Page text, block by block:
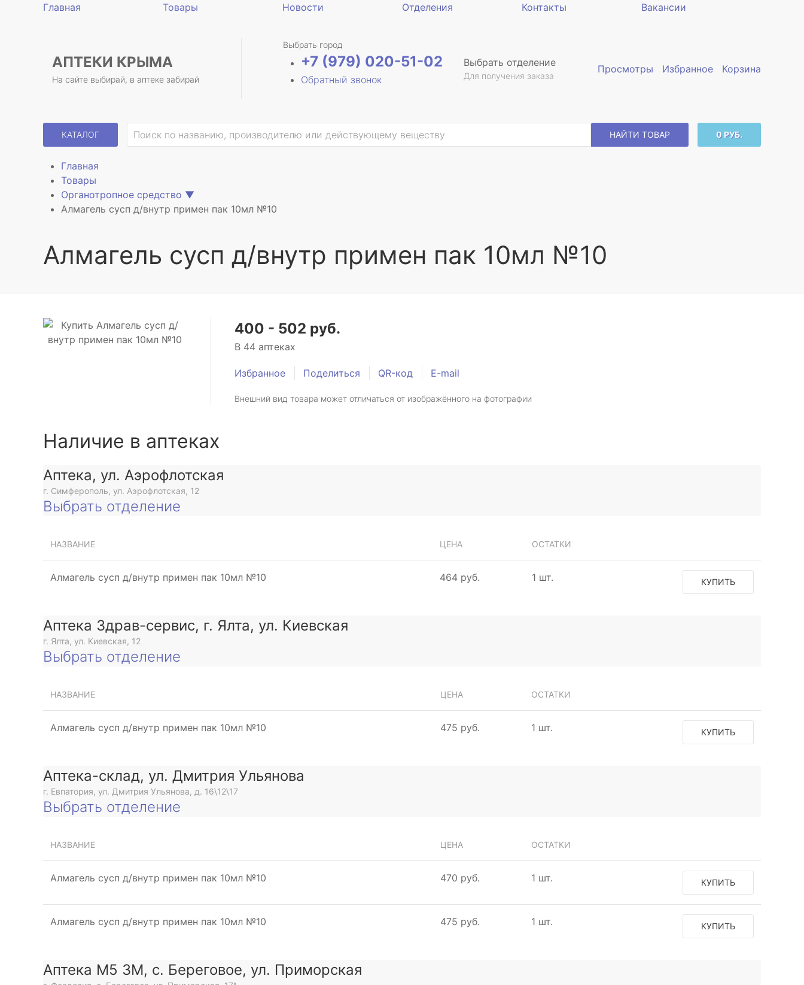
Главная Товары Новости Отделения Контакты Вакансии
АПТЕКИ КРЫМА
На сайте выбирай, в аптеке забирай
Выбрать город
+7 (979) 020-51-02
Обратный звонок
Выбрать отделение
Для получения заказа
Просмотры Избранное Корзина
КАТАЛОГ НАЙТИ ТОВАР 0 РУБ.
Главная
Товары
Органотропное средство ▼
Алмагель сусп д/внутр примен пак 10мл №10
Алмагель сусп д/внутр примен пак 10мл №10
400 - 502 руб.
В 44 аптеках
Избранное Поделиться QR-код E-mail
Внешний вид товара может отличаться от изображённого на фотографии
Наличие в аптеках
Аптека, ул. Аэрофлотская
г. Симферополь, ул. Аэрофлотская, 12
Выбрать отделение
НАЗВАНИЕ ЦЕНА ОСТАТКИ
Алмагель сусп д/внутр примен пак 10мл №10 464 руб. 1 шт. КУПИТЬ
Аптека Здрав-сервис, г. Ялта, ул. Киевская
г. Ялта, ул. Киевская, 12
Выбрать отделение
НАЗВАНИЕ ЦЕНА ОСТАТКИ
Алмагель сусп д/внутр примен пак 10мл №10 475 руб. 1 шт. КУПИТЬ
Аптека-склад, ул. Дмитрия Ульянова
г. Евпатория, ул. Дмитрия Ульянова, д. 16\12\17
Выбрать отделение
НАЗВАНИЕ ЦЕНА ОСТАТКИ
Алмагель сусп д/внутр примен пак 10мл №10 470 руб. 1 шт. КУПИТЬ
Алмагель сусп д/внутр примен пак 10мл №10 475 руб. 1 шт. КУПИТЬ
Аптека М5 3М, с. Береговое, ул. Приморская